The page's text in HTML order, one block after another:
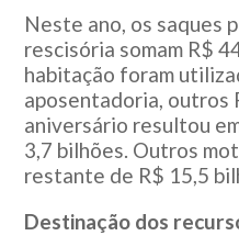
Neste ano, os saques
rescisória somam R$
habitação foram
aposentadoria, outros
aniversário resultou
3,7 bilhões. Outros
restante de R$ 15,5
Destinação dos